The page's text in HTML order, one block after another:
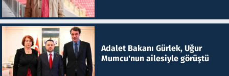
Adalet Bakanı Gürlek, Uğur
Mumcu'nun ailesiyle görüştü